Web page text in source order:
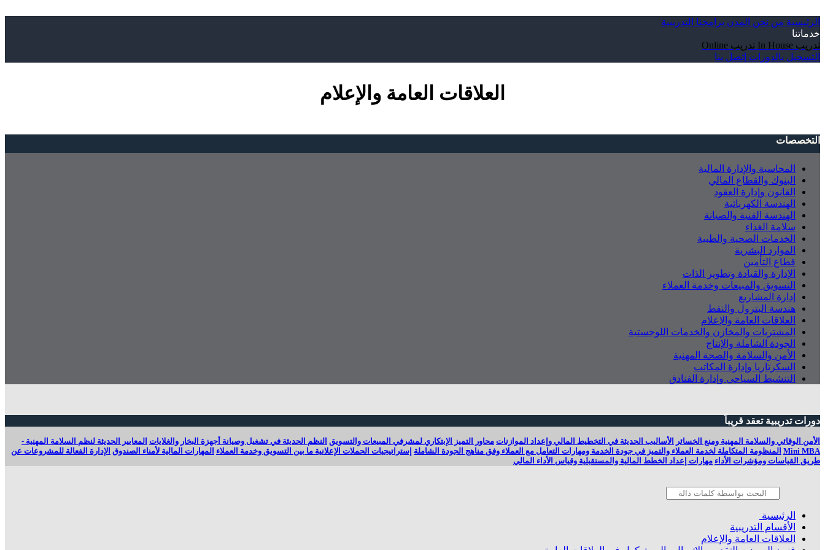
الرئيسية من نحن المدن برامجنا التدريبية
خدماتنا
تدريب In House
تدريب Online
التسجيل بالدورات إتصل بنا
العلاقات العامة والإعلام
التخصصات
المحاسبة والإدارة المالية
البنوك والقطاع المالي
القانون وإدارة العقود
الهندسة الكهربائية
الهندسة الفنية والصيانة
سلامة الغذاء
الخدمات الصحية والطبية
الموارد البشرية
قطاع التأمين
الإدارة والقيادة وتطوير الذات
التسويق والمبيعات وخدمة العملاء
إدارة المشاريع
هندسة البترول والنفط
العلاقات العامة والإعلام
المشتريات والمخازن والخدمات اللوجستية
الجودة الشاملة والإنتاج
الأمن والسلامة والصحة المهنية
السكرتاريا وإدارة المكاتب
التنشيط السياحي وإدارة الفنادق
دورات تدريبية تعقد قريباً
الأمن الوقائي والسلامة المهنية ومنع الخسائر الأساليب الحديثة في التخطيط المالي وإعداد الموازنات محاور التميز الإبتكاري لمشرفي المبيعات والتسويق النظم الحديثة في تشغيل وصيانة أجهزة البخار والغلايات المعايير الحديثة لنظم السلامة المهنية -
Mini MBA المنظومة المتكاملة لخدمة العملاء والتميز في جودة الخدمة ومهارات التعامل مع العملاء وفق مناهج الجودة الشاملة إستراتيجيات الحملات الإعلانية ما بين التسويق وخدمة العملاء المهارات المالية لأمناء الصندوق الإدارة الفعالة للمشروعات عن
طريق القياسات ومؤشرات الأداء مهارات إعداد الخطط المالية والمستقبلية وقياس الأداء المالي
الرئيسية
الأقسام التدريبية
العلاقات العامة والإعلام